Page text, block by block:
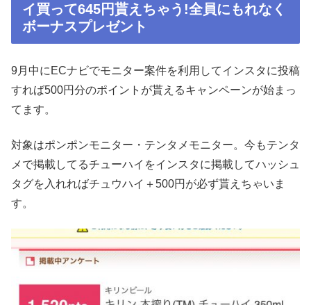
イ買って645円貰えちゃう!全員にもれなく
ボーナスプレゼント
9月中にECナビでモニター案件を利用してインスタに投稿
すれば500円分のポイントが貰えるキャンペーンが始まっ
てます。
対象はポンポンモニター・テンタメモニター。今もテンタ
メで掲載してるチューハイをインスタに掲載してハッシュ
タグを入れればチュウハイ＋500円が必ず貰えちゃいま
す。